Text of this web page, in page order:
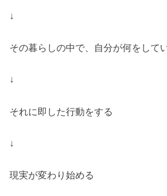
↓
その暮らしの中で、自分が何をして
↓
それに即した行動をする
↓
現実が変わり始める